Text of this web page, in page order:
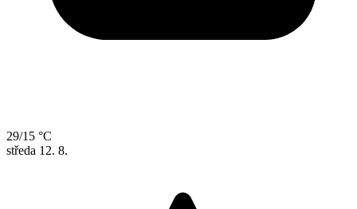
29/15 °C
středa 12. 8.